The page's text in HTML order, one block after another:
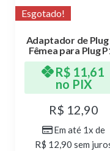
Esgotado!
Adaptador de Plug
Fêmea para Plug
R$ 12,90
Em até 1x de
R$ 12,90 sem
R$ 11,61
no PIX